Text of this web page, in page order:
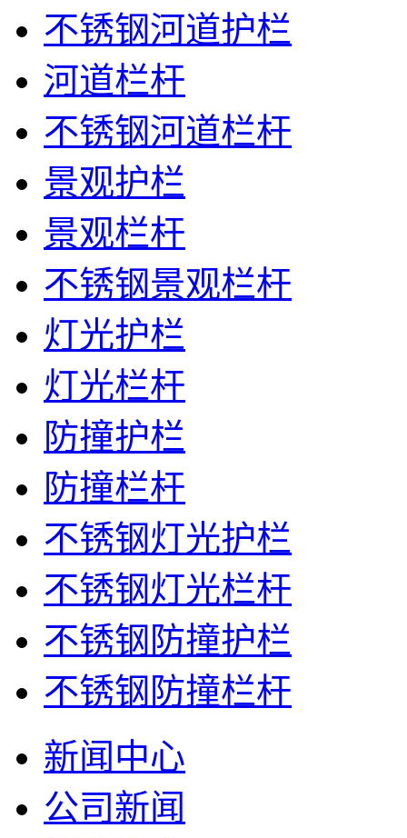
不锈钢河道护栏
河道栏杆
不锈钢河道栏杆
景观护栏
景观栏杆
不锈钢景观栏杆
灯光护栏
灯光栏杆
防撞护栏
防撞栏杆
不锈钢灯光护栏
不锈钢灯光栏杆
不锈钢防撞护栏
不锈钢防撞栏杆
新闻中心
公司新闻